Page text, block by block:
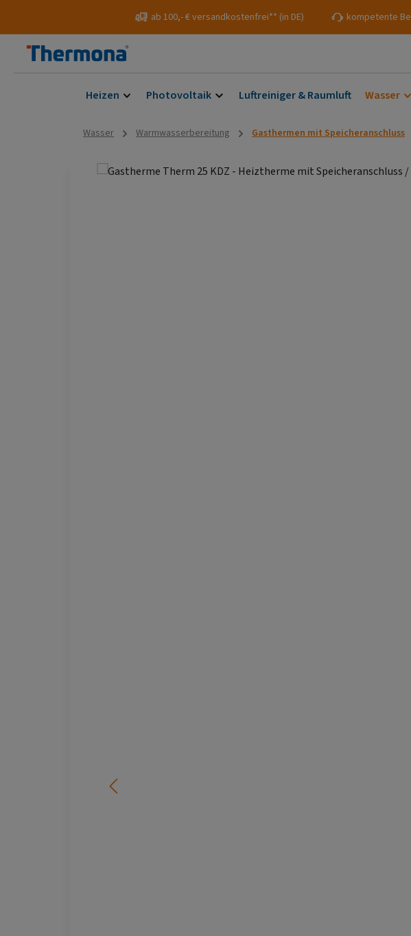
Zur Hauptnavigation springenab 100,- € versandkostenfrei** (in DE) kompetente
Heizen Photovoltaik Luftreiniger & Raumluft Wasser
Wasser Warmwasserbereitung Gasthermen mit Speicheranschluss
Bildergalerie überspringen